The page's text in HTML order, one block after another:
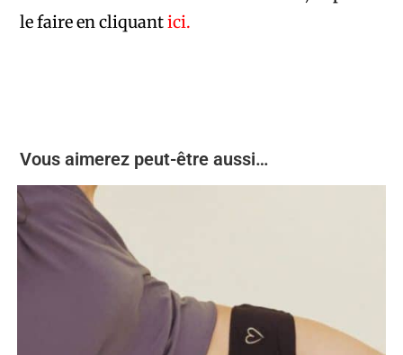
le faire en cliquantici.
Vous aimerez peut-être aussi…